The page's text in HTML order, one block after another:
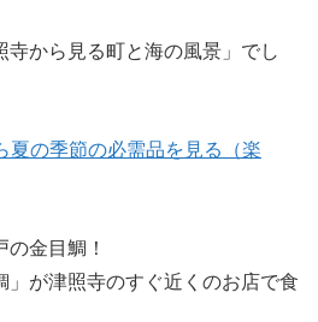
寺から見る町と海の風景」でし
夏の季節の必需品を見る（楽
金目鯛！
」が津照寺のすぐ近くのお店で食